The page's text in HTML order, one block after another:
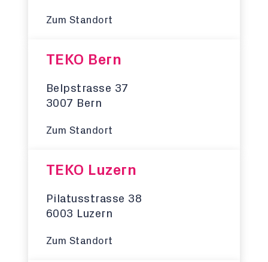
Zum Standort
TEKO Bern
Belpstrasse 37
3007 Bern
Zum Standort
TEKO Luzern
Pilatusstrasse 38
6003 Luzern
Zum Standort